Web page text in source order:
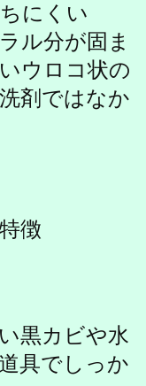
にくい
ル分が固ま
ウロコ状の
剤ではなか
徴
黒カビや水
具でしっか